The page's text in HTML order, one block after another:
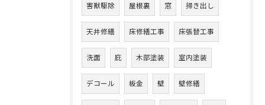
害獣駆除 屋根裏 窓 掃き出し
天井修繕 床修繕工事 床張替工事
洗面 庇 木部塗装 室内塗装
デコール 板金 壁 壁修繕